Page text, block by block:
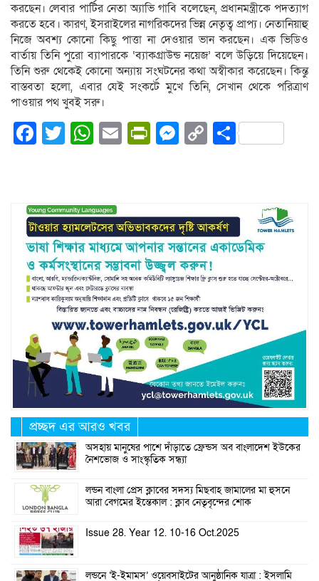
করছেন। লেবার পার্টির নেতা অ্যাভি গাবি বলেছেন, প্রধানমন্ত্রীকে পদত্যাগ
করতে হবে। কারণ, ইসরাইলের নাগরিকদের ভিন্ন নেতৃত্ব প্রাপ্য। নেতানিয়াহু
নিজে অবশ্য কোনো কিছু পাত্তা না দেওয়ার ভান করছেন। এক ভিডিও
বার্তায় তিনি পুরো ব্যাপারকে ‘ব্যাকগ্রাউন্ড নয়েজ’ বলে উড়িয়ে দিয়েছেন।
তিনি শুরু থেকেই কোনো অন্যায় সংঘটনের কথা অস্বীকার করেছেন। কিন্তু
বাস্তবতা হলো, এবার যেই সংকর্টে মুখে তিনি, সেখান থেকে পরিত্রাণ
পাওয়ার পথ খুবই সরু।
Facebook
Twitter
WhatsApp
EmailPrintFriendly
Messenger
CopyShare
প্রচ্ছদ এর আরও খবর
অসহায় মানুষের পাশে দাঁড়াতে ফ্রেন্ডস অব বাংলাদেশ ইউকের
নৈশভোজ ও সাংস্কৃতিক সন্ধ্যা
লন্ডন বাংলা প্রেস ক্লাবের সদস্য মিছবাহ জামালের মা হুসনে
আরা বেগমের ইন্তেকাল : ক্লাব নেতৃবৃন্দের শোক
Issue 28. Year 12. 10-16 Oct.2025
লন্ডনে ‘ই-ইমামস’ ওয়েবসাইটের আনুষ্ঠানিক যাত্রা : ইসলামি